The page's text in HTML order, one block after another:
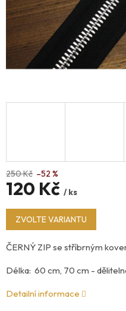
250 Kč –52 %
120 Kč / ks
Měrná
cena:
ZVOLTE VARIANTU
ČERNÝ ZIP se stříbrným
Délka: 60 cm, 70 cm -
Detailní informace